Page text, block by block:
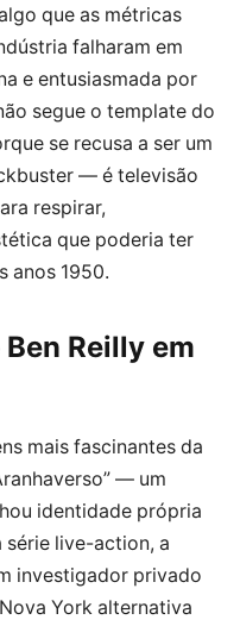
que as métricas
falharam em
e entusiasmada por
segue o template do
se recusa a ser um
— é televisão
respirar,
que poderia ter
anos 1950.
Reilly em
mais fascinantes da
— um
identidade própria
série live-action, a
investigador privado
York alternativa